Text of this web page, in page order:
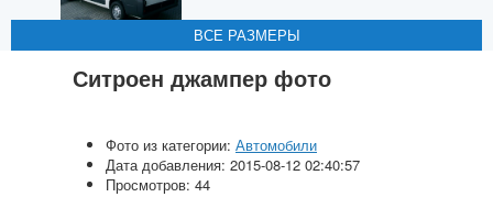
ВСЕ РАЗМЕРЫ
ВСЕ РАЗМЕРЫ
ВСЕ РАЗМЕРЫ
ВСЕ РАЗМЕРЫ
Ситроен джампер фото
Фото из категории: Автомобили
Дата добавления: 2015-08-12 02:40:57
Просмотров: 44